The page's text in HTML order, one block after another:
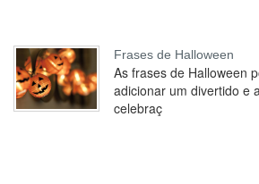
Frases de Halloween
As frases de Halloween
adicionar um divertido e
celebraç